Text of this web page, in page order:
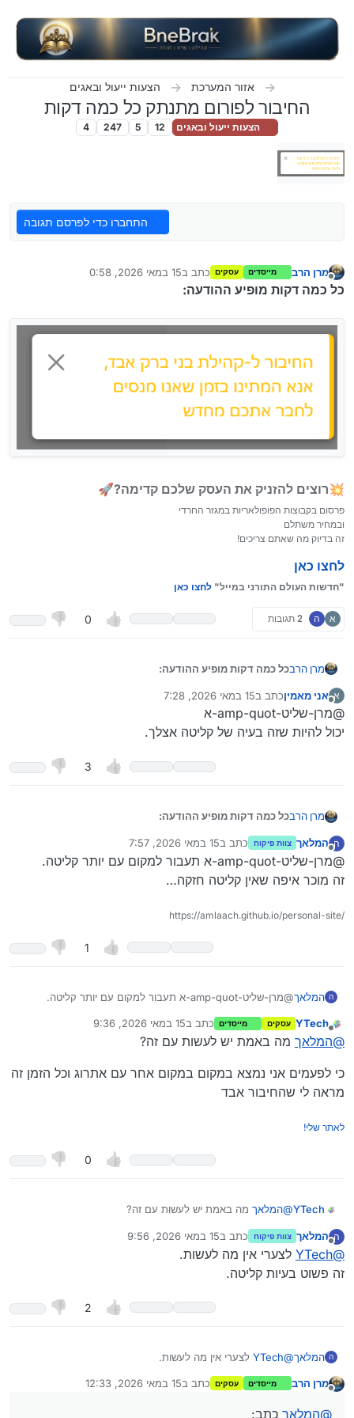
אזור המערכת הצעות ייעול ובאגים
החיבור לפורום מתנתק כל כמה דקות
הצעות ייעול ובאגים 12
5
247
4
התחברו כדי לפרסם תגובה
מנותק
מרן הרב מייסדים עסקים כתב ב15 במאי 2026, 0:58
נערך לאחרונה על ידי
כל כמה דקות מופיע ההודעה:
💥רוצים להזניק את העסק שלכם קדימה?🚀
פרסום בקבוצות הפופולאריות במגזר החרדי
ובמחיר משתלם
זה בדיוק מה שאתם צריכים!
לחצו כאן
"חדשות העולם התורני במייל" לחצו כאן
א ה 2 תגובות 0
מרן הרבכל כמה דקות מופיע ההודעה:
א
מנותק
אני מאמיןכתב ב15 במאי 2026, 7:28
נערך לאחרונה על ידי
@מרן-שליט-amp-quot-א
יכול להיות שזה בעיה של קליטה אצלך.
3
מרן הרבכל כמה דקות מופיע ההודעה:
ה המלאך צוות פיקוח כתב ב15 במאי 2026, 7:57
נערך לאחרונה על ידי
@מרן-שליט-amp-quot-א תעבור למקום עם יותר קליטה.
זה מוכר איפה שאין קליטה חזקה…
https://amlaach.github.io/personal-site/
1
ה המלאך@מרן-שליט-amp-quot-א תעבור למקום עם יותר קליטה.
מנותק
YTech עסקים מייסדים כתב ב15 במאי 2026, 9:36
נערך לאחרונה על ידי
@המלאך מה באמת יש לעשות עם זה?
כי לפעמים אני נמצא במקום במקום אחר עם אתרוג וכל הזמן זה
מראה לי שהחיבור אבד
לאתר שלי!
0
YTech
@המלאך מה באמת יש לעשות עם זה?
כי לפעמים אני נמצא במקום במקום אחר עם אתרוג וכל הזמן זה
מראה לי שהחיבור אבד
ה
מנותק
המלאך צוות פיקוח כתב ב15 במאי 2026, 9:56
נערך לאחרונה על ידי
@
YTech לצערי אין מה לעשות.
זה פשוט בעיות קליטה.
2
ה המלאך@
YTech לצערי אין מה לעשות.
מרן הרב מייסדים עסקים כתב ב15 במאי 2026, 12:33
נערך לאחרונה על ידי
@המלאך כתב: